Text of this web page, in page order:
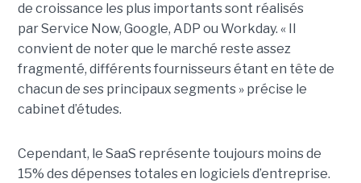
de croissance les plus importants sont réalisés
par Service Now, Google, ADP ou Workday. « Il
convient de noter que le marché reste assez
fragmenté, différents fournisseurs étant en tête de
chacun de ses principaux segments » précise le
cabinet d’études.
Cependant, le SaaS représente toujours moins de
15% des dépenses totales en logiciels d’entreprise.